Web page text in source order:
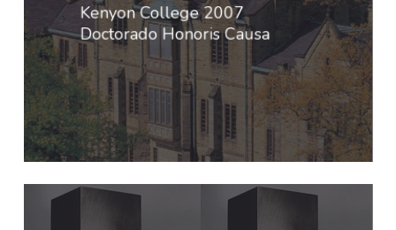
Kenyon College 2007
Doctorado Honoris Causa